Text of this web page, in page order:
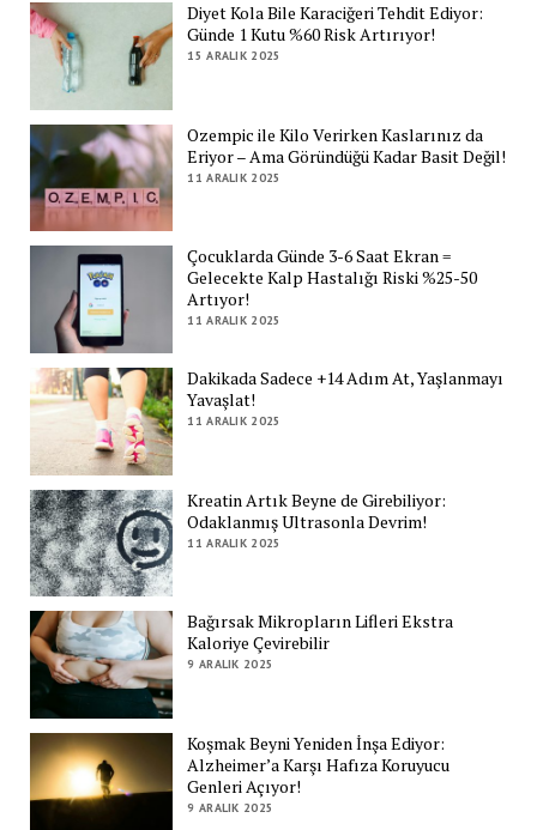
Diyet Kola Bile Karaciğeri Tehdit Ediyor:
Günde 1 Kutu %60 Risk Artırıyor!
15 ARALIK 2025
Ozempic ile Kilo Verirken Kaslarınız da
Eriyor – Ama Göründüğü Kadar Basit Değil!
11 ARALIK 2025
Çocuklarda Günde 3-6 Saat Ekran =
Gelecekte Kalp Hastalığı Riski %25-50
Artıyor!
11 ARALIK 2025
Dakikada Sadece +14 Adım At, Yaşlanmayı
Yavaşlat!
11 ARALIK 2025
Kreatin Artık Beyne de Girebiliyor:
Odaklanmış Ultrasonla Devrim!
11 ARALIK 2025
Bağırsak Mikropların Lifleri Ekstra
Kaloriye Çevirebilir
9 ARALIK 2025
Koşmak Beyni Yeniden İnşa Ediyor:
Alzheimer’a Karşı Hafıza Koruyucu
Genleri Açıyor!
9 ARALIK 2025